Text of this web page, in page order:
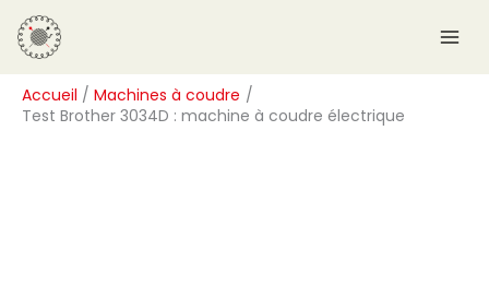
Aller
au
contenu
Accueil
Machines à coudre
Test Brother 3034D : machine à coudre électrique
R
e
c
h